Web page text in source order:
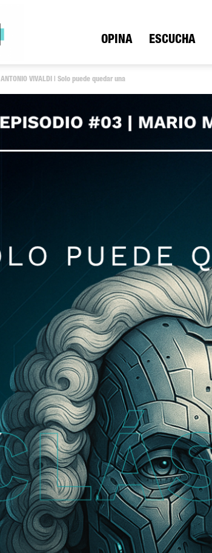
FM
OPINA ESCUCHA
ANTONIO VIVALDI | Solo puede quedar una